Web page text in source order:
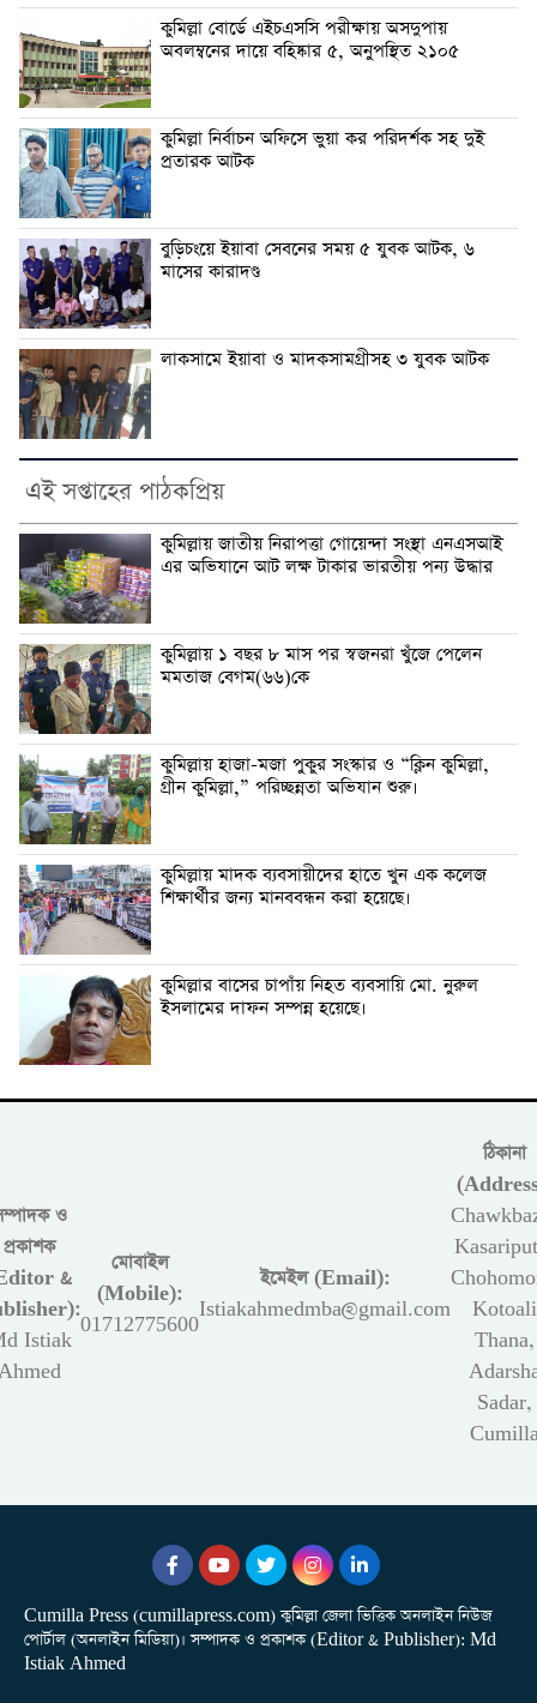
কুমিল্লা বোর্ডে এইচএসসি পরীক্ষায় অসদুপায়
অবলম্বনের দায়ে বহিষ্কার ৫, অনুপস্থিত ২১০৫
কুমিল্লা নির্বাচন অফিসে ভুয়া কর পরিদর্শক সহ দুই
প্রতারক আটক
বুড়িচংয়ে ইয়াবা সেবনের সময় ৫ যুবক আটক, ৬
মাসের কারাদণ্ড
লাকসামে ইয়াবা ও মাদকসামগ্রীসহ ৩ যুবক আটক
এই সপ্তাহের পাঠকপ্রিয়
কুমিল্লায় জাতীয় নিরাপত্তা গোয়েন্দা সংস্থা এনএসআই
এর অভিযানে আট লক্ষ টাকার ভারতীয় পন্য উদ্ধার
কুমিল্লায় ১ বছর ৮ মাস পর স্বজনরা খুঁজে পেলেন
মমতাজ বেগম(৬৬)কে
কুমিল্লায় হাজা-মজা পুকুর সংস্কার ও “ক্লিন কুমিল্লা,
গ্রীন কুমিল্লা,” পরিচ্ছন্নতা অভিযান শুরু।
কুমিল্লায় মাদক ব্যবসায়ীদের হাতে খুন এক কলেজ
শিক্ষার্থীর জন্য মানববন্ধন করা হয়েছে।
কুমিল্লার বাসের চাপাঁয় নিহত ব্যবসায়ি মো. নুরুল
ইসলামের দাফন সম্পন্ন হয়েছে।
ও
প্রকাশক
&
Istiak
মোবাইল
(Mobile):
01712775600
ইমেইল (Email):
Istiakahmedmba@gmail.com
ঠিকানা
Kotoali
Thana,
Sadar,
Cumilla Press (cumillapress.com) কুমিল্লা জেলা ভিত্তিক অনলাইন নিউজ
পোর্টাল (অনলাইন মিডিয়া)। সম্পাদক ও প্রকাশক (Editor & Publisher): Md
Istiak Ahmed